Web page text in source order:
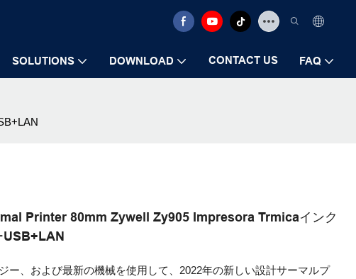
SOLUTIONS DOWNLOAD CONTACT US FAQ
Printer 80mm Zywell Zy905 Impresora Trmicaインク
USB+LAN
ー、および最新の機械を使用して、2022年の新しい設計サーマルプ